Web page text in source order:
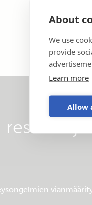
About
We use
provide
Learn more
Allow